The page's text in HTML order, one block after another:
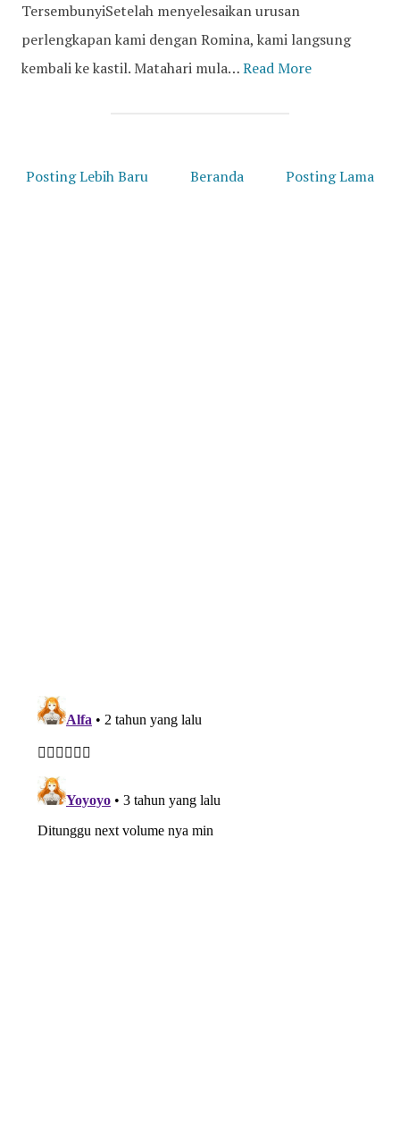
TersembunyiSetelah menyelesaikan urusan
perlengkapan kami dengan Romina, kami langsung
kembali ke kastil. Matahari mula…Read More
Posting Lebih Baru Posting Lama
Beranda